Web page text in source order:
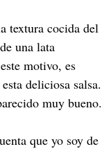
textura cocida del
una lata
motivo, es
deliciosa salsa.
muy bueno.
que yo soy de